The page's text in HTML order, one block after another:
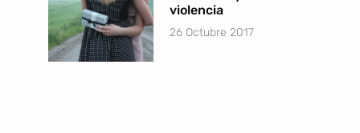
violencia
26 Octubre 2017